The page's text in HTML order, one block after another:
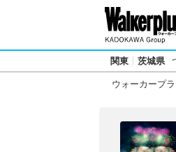
関東 茨城県
ウォーカープ